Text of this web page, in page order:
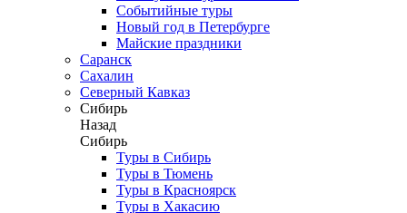
Событийные туры
Новый год в Петербурге
Майские праздники
Саранск
Сахалин
Северный Кавказ
Сибирь
Назад
Сибирь
Туры в Сибирь
Туры в Тюмень
Туры в Красноярск
Туры в Хакасию